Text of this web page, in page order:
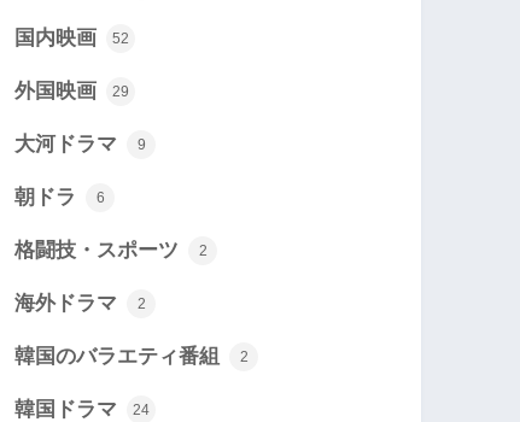
国内映画 52
外国映画 29
大河ドラマ 9
朝ドラ 6
格闘技・スポーツ 2
海外ドラマ 2
韓国のバラエティ番組 2
韓国ドラマ 24